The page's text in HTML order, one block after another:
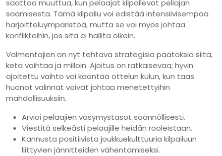
saattaa muuttua, kun pelaajat kilpailevat peliajan
saamisesta. Tämä kilpailu voi edistää intensiivisempää
harjoitteluympäristöä, mutta se voi myös johtaa
konflikteihin, jos sitä ei hallita oikein.
Valmentajien on nyt tehtävä strategisia päätöksiä siitä,
ketä vaihtaa ja milloin. Ajoitus on ratkaisevaa; hyvin
ajoitettu vaihto voi kääntää ottelun kulun, kun taas
huonot valinnat voivat johtaa menetettyihin
mahdollisuuksiin.
Arvioi pelaajien väsymystasot säännöllisesti.
Viestitä selkeästi pelaajille heidän rooleistaan.
Kannusta positiivista joukkuekulttuuria kilpailuun
liittyvien jännitteiden vähentämiseksi.